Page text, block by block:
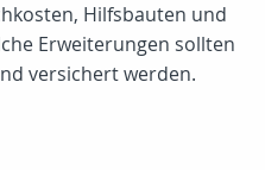
Hilfsbauten und
Erweiterungen sollten
versichert werden.